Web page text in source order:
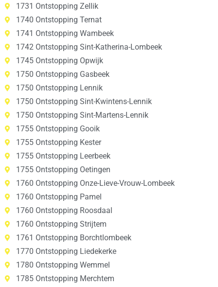
1731 Ontstopping Zellik
1740 Ontstopping Ternat
1741 Ontstopping Wambeek
1742 Ontstopping Sint-Katherina-Lombeek
1745 Ontstopping Opwijk
1750 Ontstopping Gasbeek
1750 Ontstopping Lennik
1750 Ontstopping Sint-Kwintens-Lennik
1750 Ontstopping Sint-Martens-Lennik
1755 Ontstopping Gooik
1755 Ontstopping Kester
1755 Ontstopping Leerbeek
1755 Ontstopping Oetingen
1760 Ontstopping Onze-Lieve-Vrouw-Lombeek
1760 Ontstopping Pamel
1760 Ontstopping Roosdaal
1760 Ontstopping Strijtem
1761 Ontstopping Borchtlombeek
1770 Ontstopping Liedekerke
1780 Ontstopping Wemmel
1785 Ontstopping Merchtem